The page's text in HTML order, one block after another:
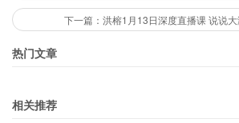
下一篇：洪榕1月13日深度直播课 说说
热门文章
相关推荐